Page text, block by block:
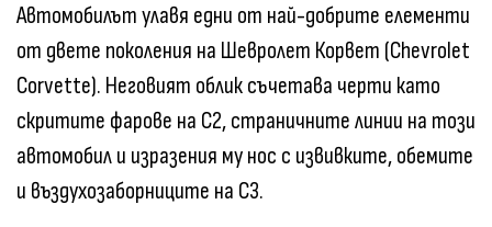
Автомобилът улавя едни от най-добрите елементи
от двете поколения на Шевролет Корвет (Chevrolet
Corvette). Неговият облик съчетава черти като
скритите фарове на C2, страничните линии на този
автомобил и изразения му нос с извивките, обемите
и въздухозаборниците на C3.